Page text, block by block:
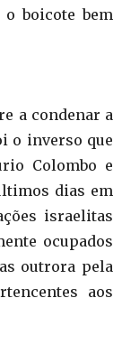
boicote bem
a condenar a
o inverso que
Colombo e
dias em
israelitas
ocupados
outrora pela
aos